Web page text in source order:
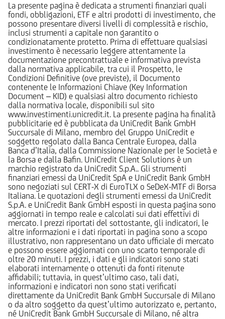
La presente pagina è dedicata a strumenti finanziari quali
fondi, obbligazioni, ETF e altri prodotti di investimento, che
possono presentare diversi livelli di complessità e rischio,
inclusi strumenti a capitale non garantito o
condizionatamente protetto. Prima di effettuare qualsiasi
investimento è necessario leggere attentamente la
documentazione precontrattuale e informativa prevista
dalla normativa applicabile, tra cui il Prospetto, le
Condizioni Definitive (ove previste), il Documento
contenente le Informazioni Chiave (Key Information
Document – KID) e qualsiasi altro documento richiesto
dalla normativa locale, disponibili sul sito
www.investimenti.unicredit.it. La presente pagina ha finalità
pubblicitarie ed è pubblicata da UniCredit Bank GmbH
Succursale di Milano, membro del Gruppo UniCredit e
soggetto regolato dalla Banca Centrale Europea, dalla
Banca d’Italia, dalla Commissione Nazionale per le Società e
la Borsa e dalla Bafin. UniCredit Client Solutions è un
marchio registrato da UniCredit S.p.A.. Gli strumenti
finanziari emessi da UniCredit SpA e UniCredit Bank GmbH
sono negoziati sul CERT-X di EuroTLX o SeDeX-MTF di Borsa
Italiana. Le quotazioni degli strumenti emessi da UniCredit
S.p.A. e UniCredit Bank GmbH esposti in questa pagina sono
aggiornati in tempo reale e calcolati sui dati effettivi di
mercato. I prezzi riportati del sottostante, gli indicatori, le
altre informazioni e i dati riportati in pagina sono a scopo
illustrativo, non rappresentano un dato ufficiale di mercato
e possono essere aggiornati con uno scarto temporale di
oltre 20 minuti. I prezzi, i dati e gli indicatori sono stati
elaborati internamente o ottenuti da fonti ritenute
affidabili; tuttavia, in quest’ultimo caso, tali dati,
informazioni e indicatori non sono stati verificati
direttamente da UniCredit Bank GmbH Succursale di Milano
o da altro soggetto da quest’ultimo autorizzato e, pertanto,
né UniCredit Bank GmbH Succursale di Milano, né altra